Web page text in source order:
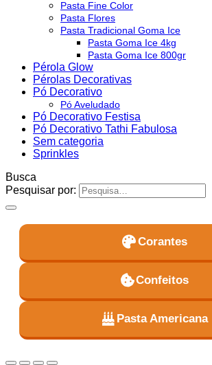
Pasta Fine Color
Pasta Flores
Pasta Tradicional Goma Ice
Pasta Goma Ice 4kg
Pasta Goma Ice 800gr
Pérola Glow
Pérolas Decorativas
Pó Decorativo
Pó Aveludado
Pó Decorativo Festisa
Pó Decorativo Tathi Fabulosa
Sem categoria
Sprinkles
Busca
Pesquisar por:
Corantes
Confeitos
Pasta Americana